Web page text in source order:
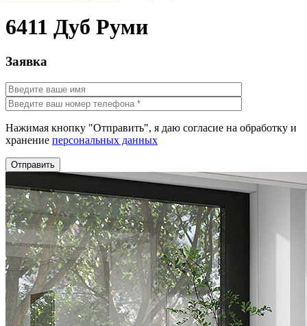
6411 Дуб Руми
Заявка
Нажимая кнопку "Отправить", я даю согласие на обработку и
хранение персональных данных
Отправить